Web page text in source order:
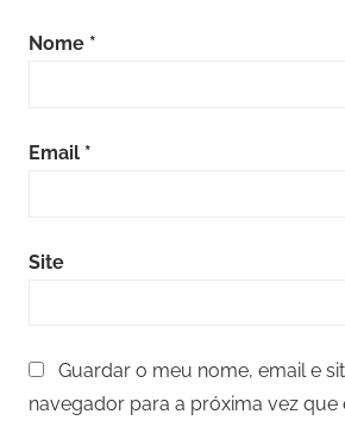
Nome *
Email *
Site
Guardar o meu nome, email e
navegador para a próxima vez que